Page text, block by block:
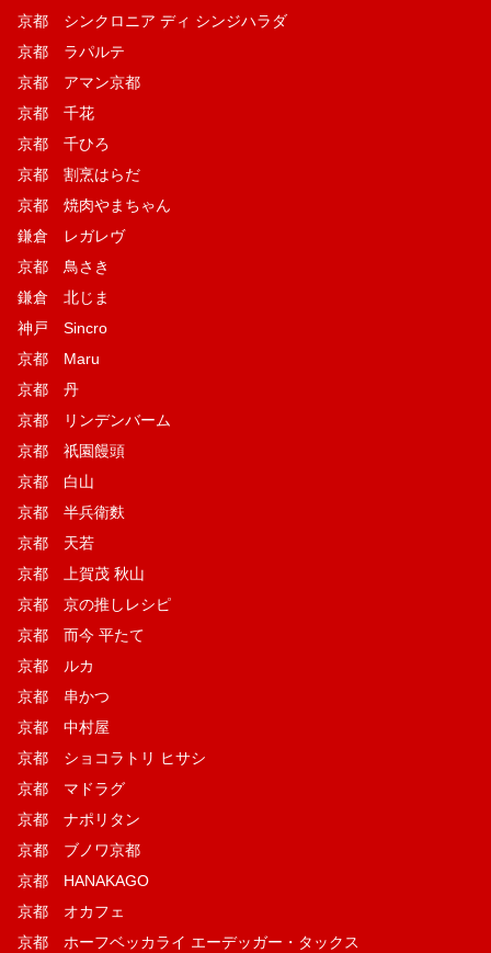
京都 シンクロニア ディ シンジハラダ
京都 ラパルテ
京都 アマン京都
京都 千花
京都 千ひろ
京都 割烹はらだ
京都 焼肉やまちゃん
鎌倉 レガレヴ
京都 鳥さき
鎌倉 北じま
神戸 Sincro
京都 Maru
京都 丹
京都 リンデンバーム
京都 祇園饅頭
京都 白山
京都 半兵衛麩
京都 天若
京都 上賀茂 秋山
京都 京の推しレシピ
京都 而今 平たて
京都 ルカ
京都 串かつ
京都 中村屋
京都 ショコラトリ ヒサシ
京都 マドラグ
京都 ナポリタン
京都 ブノワ京都
京都 HANAKAGO
京都 オカフェ
京都 ホーフベッカライ エーデッガー・タックス